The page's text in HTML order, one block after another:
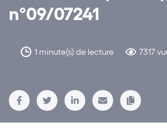
n°09/07241
1 minute(s) de lecture 7317